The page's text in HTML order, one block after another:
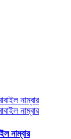
নাম্বার